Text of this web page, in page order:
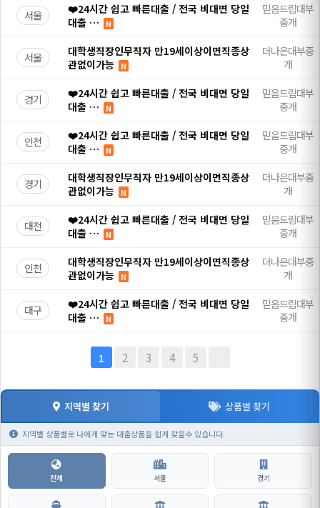
서울
❤️24시간 쉽고 빠른대출 / 전국 비대면 당일
대출 …
N
믿음드림대부
중개
서울
대학생직장인무직자 만19세이상이면직종상
관없이가능
N
더나은대부중
개
경기
❤️24시간 쉽고 빠른대출 / 전국 비대면 당일
대출 …
N
믿음드림대부
중개
인천
❤️24시간 쉽고 빠른대출 / 전국 비대면 당일
대출 …
N
믿음드림대부
중개
경기
대학생직장인무직자 만19세이상이면직종상
관없이가능
N
더나은대부중
개
대전
❤️24시간 쉽고 빠른대출 / 전국 비대면 당일
대출 …
N
믿음드림대부
중개
인천
대학생직장인무직자 만19세이상이면직종상
관없이가능
N
더나은대부중
개
대구
❤️24시간 쉽고 빠른대출 / 전국 비대면 당일
대출 …
N
믿음드림대부
중개
1 2 3 4 5
지역별 찾기 상품별 찾기
지역별 상품별로 나에게 맞는 대출상품을 쉽게 찾을수 있습니다.
전체 서울 경기